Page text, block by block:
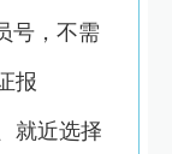
号，不需
报
就近选择